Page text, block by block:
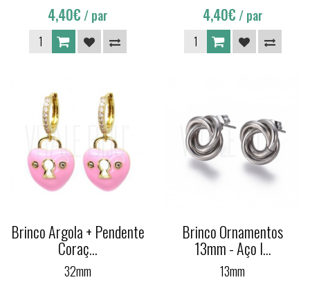
4,40€ / par 4,40€ / par
Brinco Argola + Pendente
Coraç...
32mm
Brinco Ornamentos
13mm - Aço I...
13mm